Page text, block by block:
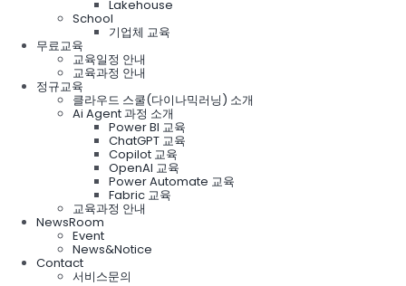
Lakehouse
School
기업체 교육
무료교육
교육일정 안내
교육과정 안내
정규교육
클라우드 스쿨(다이나믹러닝) 소개
Ai Agent 과정 소개
Power BI 교육
ChatGPT 교육
Copilot 교육
OpenAI 교육
Power Automate 교육
Fabric 교육
교육과정 안내
NewsRoom
Event
News&Notice
Contact
서비스문의